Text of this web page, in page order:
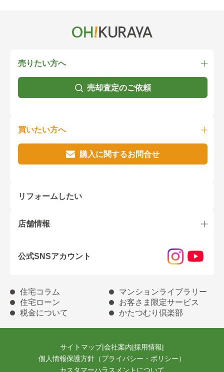
売りたい方へ
売却査定のご依頼
買いたい方へ
購入に関するお問合せ
リフォームしたい
店舗情報
公式SNSアカウント
住宅コラム
マンションライブラリー
住宅ローン
お客さま限定サービス
税金について
かたつむり倶楽部
サイトマップ|会社案内|採用情報|
個人情報保護方針（プライバシー・ポリシー）
カスタマーハラスメントについて